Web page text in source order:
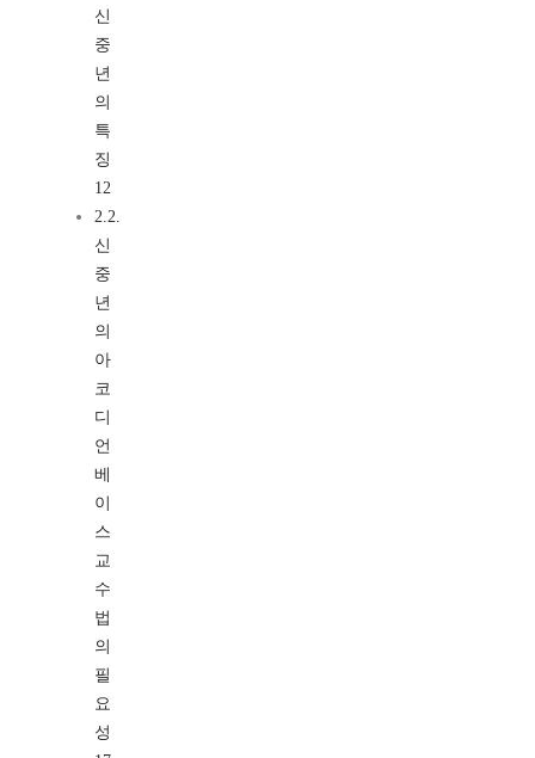
신
중
년
의
특
징
12
2.2.
신
중
년
의
아
코
디
언
베
이
스
교
수
법
의
필
요
성